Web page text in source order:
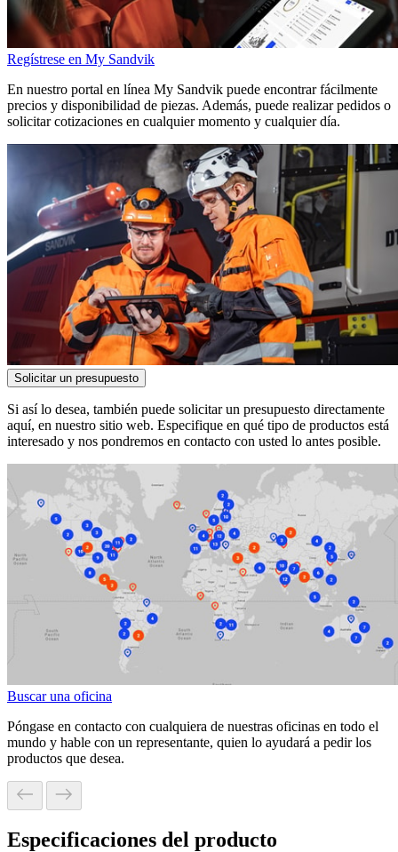
Regístrese en My Sandvik
En nuestro portal en línea My Sandvik puede encontrar fácilmente
precios y disponibilidad de piezas. Además, puede realizar pedidos o
solicitar cotizaciones en cualquier momento y cualquier día.
Solicitar un presupuesto
Si así lo desea, también puede solicitar un presupuesto directamente
aquí, en nuestro sitio web. Especifique en qué tipo de productos está
interesado y nos pondremos en contacto con usted lo antes posible.
Buscar una oficina
Póngase en contacto con cualquiera de nuestras oficinas en todo el
mundo y hable con un representante, quien lo ayudará a pedir los
productos que desea.
Especificaciones del producto